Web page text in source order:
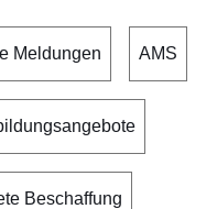
Meldungen AMS
Beschaffung